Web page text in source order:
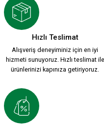
Hızlı Teslimat
Alışveriş deneyiminiz için en iyi
hizmeti sunuyoruz. Hızlı teslimat ile
ürünlerinizi kapınıza getiriyoruz.